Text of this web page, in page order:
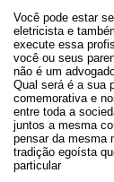
Você pode estar
eletricista e
execute essa
você ou seus
não é um
Qual será é a sua
comemorativa e
entre toda a
juntos a mesma
pensar da mesma
tradição egoísta
particular